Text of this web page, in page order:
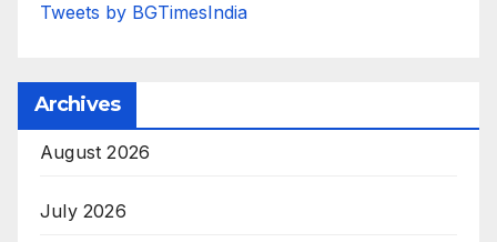
Tweets by BGTimesIndia
Archives
August 2026
July 2026